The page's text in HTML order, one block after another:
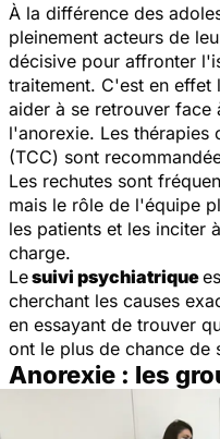
À la différence des
pleinement acteurs de
décisive pour affronter
traitement. C'est en
aider à se retrouver face
l'anorexie. Les thérapies
(TCC) sont
Les rechutes sont
mais le rôle de l'équipe
les patients et les inciter
charge.
Lesuivi psychiatrique
cherchant les causes
en essayant de trouver
ont le plus de chance de
Anorexie : les